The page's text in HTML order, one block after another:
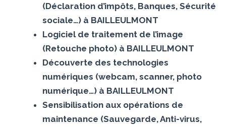
(Déclaration d’impôts, Banques, Sécurité
sociale…) à BAILLEULMONT
Logiciel de traitement de l’image
(Retouche photo) à BAILLEULMONT
Découverte des technologies
numériques (webcam, scanner, photo
numérique…) à BAILLEULMONT
Sensibilisation aux opérations de
maintenance (Sauvegarde, Anti-virus,